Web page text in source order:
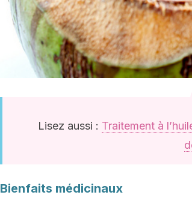
Lisez aussi : Traitement à
Bienfaits médicinaux